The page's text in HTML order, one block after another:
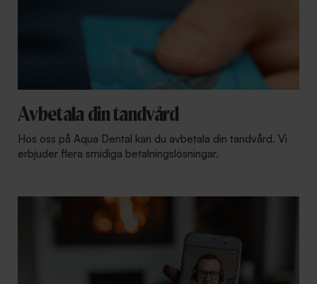
Avbetala din tandvård
Hos oss på Aqua Dental kan du avbetala din tandvård. Vi
erbjuder flera smidiga betalningslösningar.